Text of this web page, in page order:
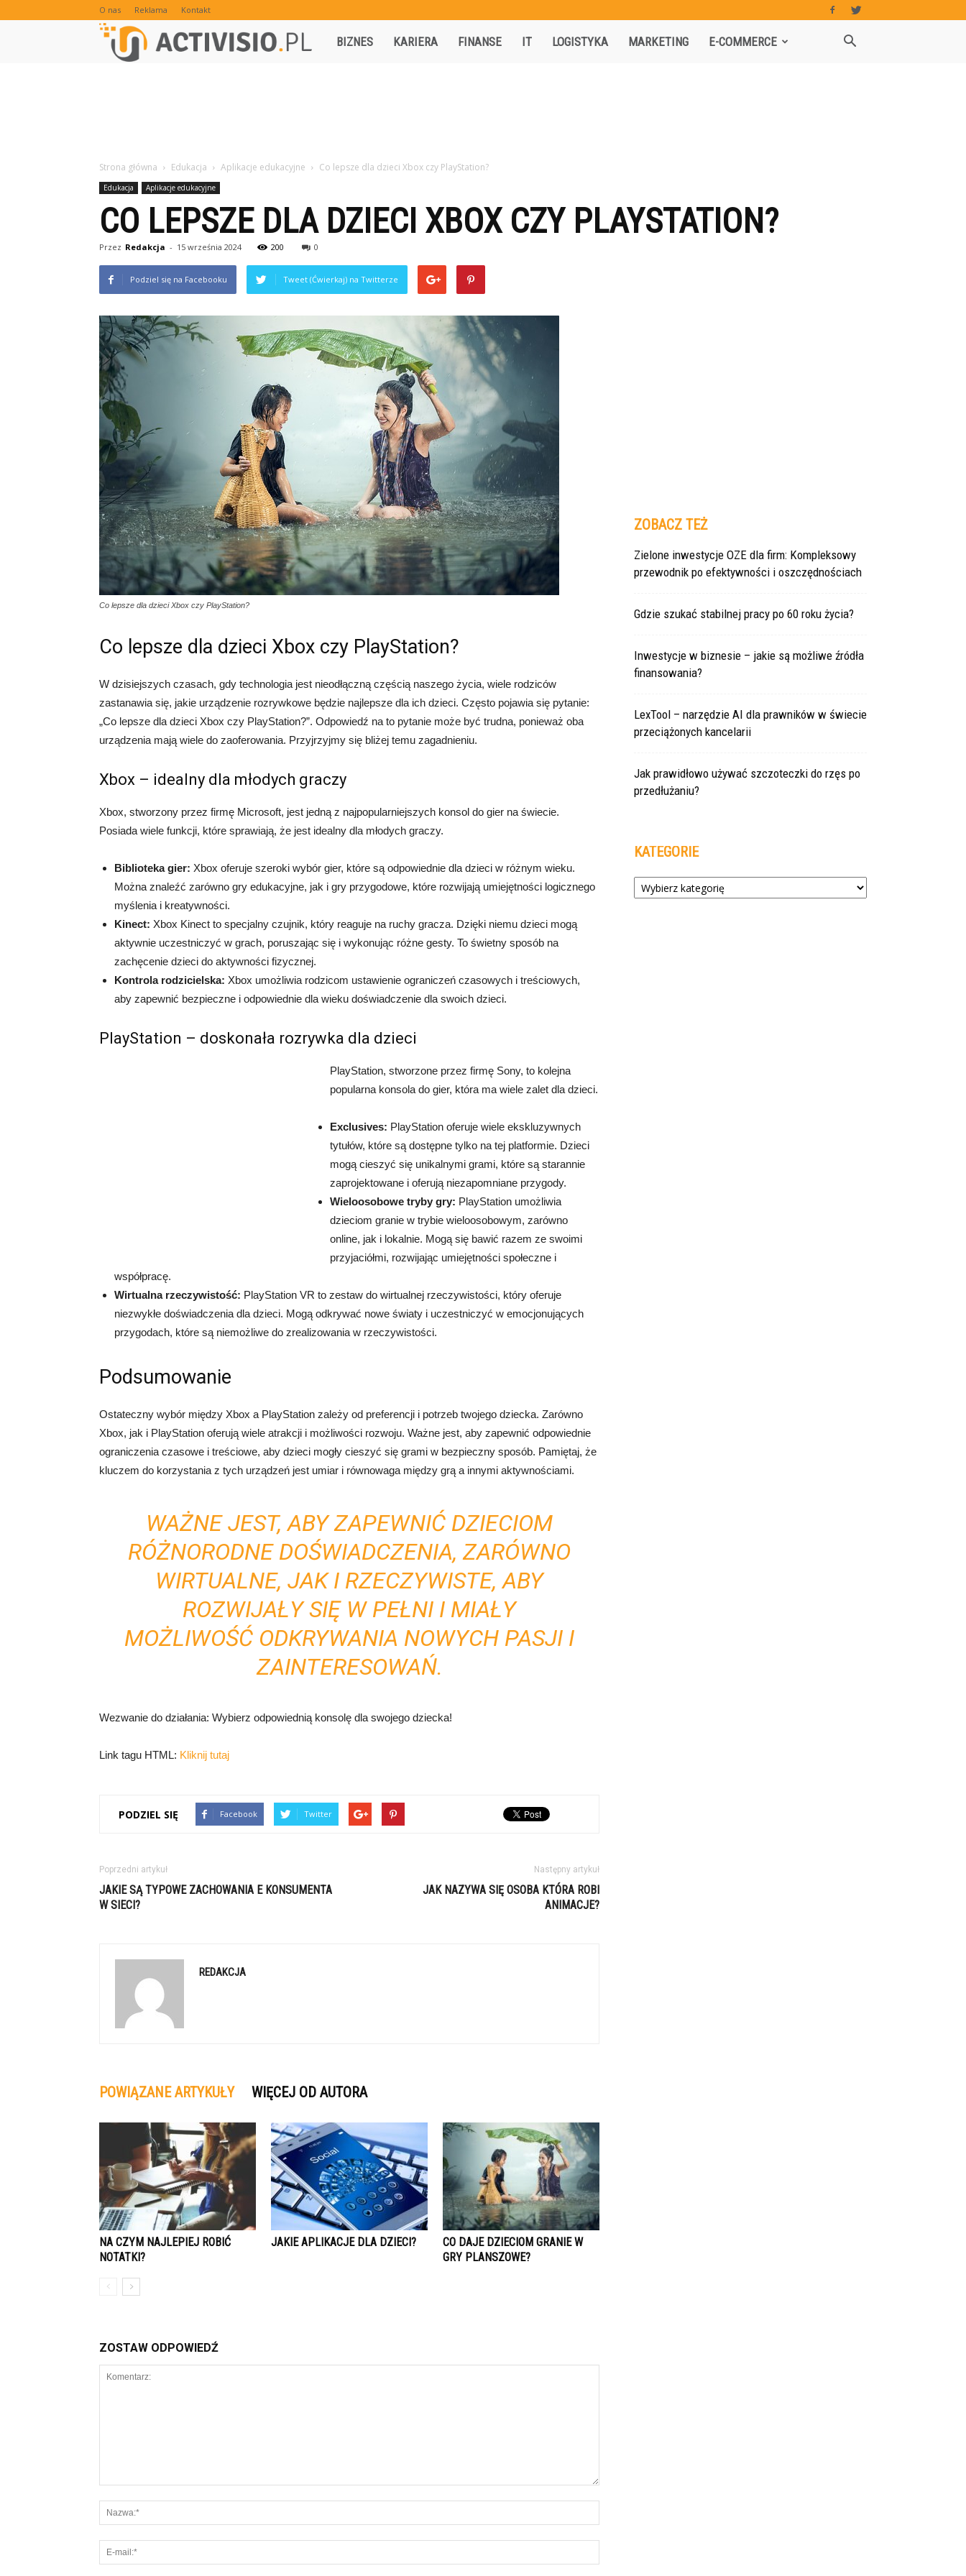
O nas Reklama Kontakt
Activisio.pl
BIZNES KARIERA FINANSE IT LOGISTYKA MARKETING E-COMMERCE
Strona główna Edukacja Aplikacje edukacyjne Co lepsze dla dzieci Xbox czy PlayStation?
Edukacja Aplikacje edukacyjne
CO LEPSZE DLA DZIECI XBOX CZY PLAYSTATION?
Przez Redakcja - 15 września 2024 200 0
Podziel się na Facebooku Tweet (Ćwierkaj) na Twitterze
Co lepsze dla dzieci Xbox czy PlayStation?
Co lepsze dla dzieci Xbox czy PlayStation?
W dzisiejszych czasach, gdy technologia jest nieodłączną częścią naszego życia, wiele rodziców
zastanawia się, jakie urządzenie rozrywkowe będzie najlepsze dla ich dzieci. Często pojawia się pytanie:
„Co lepsze dla dzieci Xbox czy PlayStation?”. Odpowiedź na to pytanie może być trudna, ponieważ oba
urządzenia mają wiele do zaoferowania. Przyjrzyjmy się bliżej temu zagadnieniu.
Xbox – idealny dla młodych graczy
Xbox, stworzony przez firmę Microsoft, jest jedną z najpopularniejszych konsol do gier na świecie.
Posiada wiele funkcji, które sprawiają, że jest idealny dla młodych graczy.
Biblioteka gier: Xbox oferuje szeroki wybór gier, które są odpowiednie dla dzieci w różnym wieku.
Można znaleźć zarówno gry edukacyjne, jak i gry przygodowe, które rozwijają umiejętności logicznego
myślenia i kreatywności.
Kinect: Xbox Kinect to specjalny czujnik, który reaguje na ruchy gracza. Dzięki niemu dzieci mogą
aktywnie uczestniczyć w grach, poruszając się i wykonując różne gesty. To świetny sposób na
zachęcenie dzieci do aktywności fizycznej.
Kontrola rodzicielska: Xbox umożliwia rodzicom ustawienie ograniczeń czasowych i treściowych,
aby zapewnić bezpieczne i odpowiednie dla wieku doświadczenie dla swoich dzieci.
PlayStation – doskonała rozrywka dla dzieci
PlayStation, stworzone przez firmę Sony, to kolejna
popularna konsola do gier, która ma wiele zalet dla dzieci.
Exclusives: PlayStation oferuje wiele ekskluzywnych
tytułów, które są dostępne tylko na tej platformie. Dzieci
mogą cieszyć się unikalnymi grami, które są starannie
zaprojektowane i oferują niezapomniane przygody.
Wieloosobowe tryby gry: PlayStation umożliwia
dzieciom granie w trybie wieloosobowym, zarówno
online, jak i lokalnie. Mogą się bawić razem ze swoimi
przyjaciółmi, rozwijając umiejętności społeczne i
współpracę.
Wirtualna rzeczywistość: PlayStation VR to zestaw do wirtualnej rzeczywistości, który oferuje
niezwykłe doświadczenia dla dzieci. Mogą odkrywać nowe światy i uczestniczyć w emocjonujących
przygodach, które są niemożliwe do zrealizowania w rzeczywistości.
Podsumowanie
Ostateczny wybór między Xbox a PlayStation zależy od preferencji i potrzeb twojego dziecka. Zarówno
Xbox, jak i PlayStation oferują wiele atrakcji i możliwości rozwoju. Ważne jest, aby zapewnić odpowiednie
ograniczenia czasowe i treściowe, aby dzieci mogły cieszyć się grami w bezpieczny sposób. Pamiętaj, że
kluczem do korzystania z tych urządzeń jest umiar i równowaga między grą a innymi aktywnościami.
WAŻNE JEST, ABY ZAPEWNIĆ DZIECIOM
RÓŻNORODNE DOŚWIADCZENIA, ZARÓWNO
WIRTUALNE, JAK I RZECZYWISTE, ABY
ROZWIJAŁY SIĘ W PEŁNI I MIAŁY
MOŻLIWOŚĆ ODKRYWANIA NOWYCH PASJI I
ZAINTERESOWAŃ.
Wezwanie do działania: Wybierz odpowiednią konsolę dla swojego dziecka!
Link tagu HTML: Kliknij tutaj
PODZIEL SIĘ Facebook Twitter
Poprzedni artykuł
JAKIE SĄ TYPOWE ZACHOWANIA E KONSUMENTA
W SIECI?
Następny artykuł
JAK NAZYWA SIĘ OSOBA KTÓRA ROBI
ANIMACJE?
REDAKCJA
POWIĄZANE ARTYKUŁY WIĘCEJ OD AUTORA
NA CZYM NAJLEPIEJ ROBIĆ
NOTATKI?
JAKIE APLIKACJE DLA DZIECI?
CO DAJE DZIECIOM GRANIE W
GRY PLANSZOWE?
ZOSTAW ODPOWIEDŹ
ZOBACZ TEŻ
Zielone inwestycje OZE dla firm: Kompleksowy
przewodnik po efektywności i oszczędnościach
Gdzie szukać stabilnej pracy po 60 roku życia?
Inwestycje w biznesie – jakie są możliwe źródła
finansowania?
LexTool – narzędzie AI dla prawników w świecie
przeciążonych kancelarii
Jak prawidłowo używać szczoteczki do rzęs po
przedłużaniu?
KATEGORIE
Kategorie